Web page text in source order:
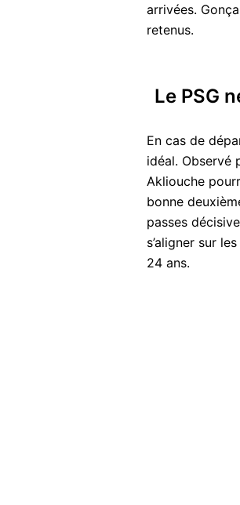
arrivées.
retenus.
Le PSG
En cas de
idéal. Observé
Akliouche
bonne
passes
s’aligner sur
24 ans.